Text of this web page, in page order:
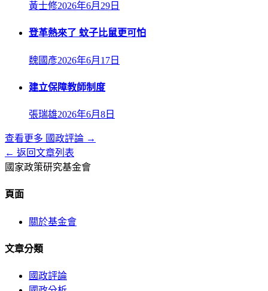
黃士修2026年6月29日
登革熱來了 蚊子比鼠更可怕
魏國彥2026年6月17日
建立保障教師制度
張瑞雄2026年6月8日
查看更多 國政評論 →
← 返回文章列表
國家政策研究基金會
頁面
關於基金會
文章分類
國政評論